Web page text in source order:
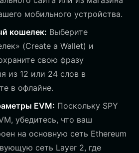
мобильного устройства.
кошелек: Выберите
(Create a Wallet) и
свою фразу
из 12 или 24 слов в
в офлайне.
EVM: Поскольку SPY
убедитесь, что ваш
на основную сеть Ethereum
сеть Layer 2, где